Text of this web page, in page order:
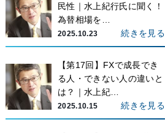
民性｜水上紀行氏に聞く！
為替相場を…
2025.10.23 続きを見る
【第17回】FXで成長でき
る人・できない人の違いと
は？｜水上紀…
2025.10.15 続きを見る